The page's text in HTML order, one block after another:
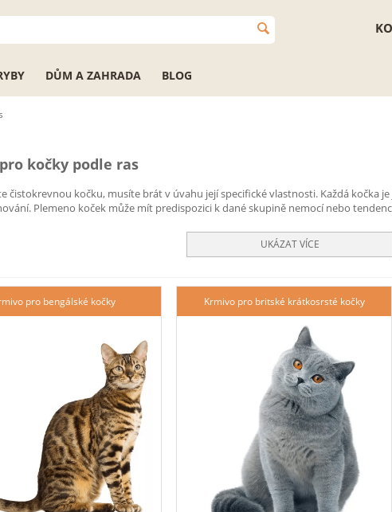
DŮM A ZAHRADA BLOG
kočky podle ras
čistokrevnou kočku, musíte brát v úvahu její specifické vlastnosti. Každá kočka
Plemeno koček může mít predispozici k dané skupině nemocí nebo
UKÁZAT VÍCE
pro bengálské kočky Krmivo pro britské krátkosrsté kočky